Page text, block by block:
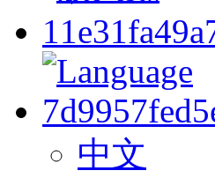
中文